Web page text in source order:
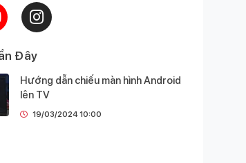
Đây
19/03/2024 10:00
Hướng dẫn chiếu màn hình Android
lên TV